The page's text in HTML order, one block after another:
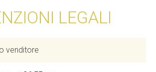
LEGALI
venditore